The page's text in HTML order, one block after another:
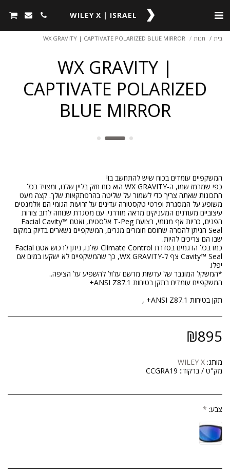
WILEY X | ISRAEL
בית חנות WX GRAVITY | CAPTIVATE POLARIZED BLUE MIRROR
WX GRAVITY |
CAPTIVATE POLARIZED
BLUE MIRROR
כפי שמרמז שמו, ה-WX GRAVITY הוא כוח חזק בליין שלנו, ומצויד בכל
התכונות שאתה צריך כדי לשמור על שליטה בהרפתקאות שלך. קצה מעט
משופע על המסגרת ופרטי טקסטורה עדינים על זרועות הגומי הם אלמנטים
עיצוביים מעודנים המעניקים מראה מודרני. עם מסגרת שנוחה לרוב צורות
הפנים, כריות אף מגומי, רצועת T-Peg אלסטית, ואטם Facial Cavity™
Seal הניתן להסרה שחוסם חומרים מגרים, המשקפיים נשארים בדיוק במקום
כמו בכל הדגמים בסדרת Climate Control שלנו, ניתן לרכוש אטם Facial
Cavity™ Seal צף ל-WX GRAVITY, כך שהמשקפיים לא ישקעו במים אם
תקן בטיחות ANSI Z87.1+ ,
₪895
מותג: WILEY X
מק"ט / ברקוד:: CCGRA19
צבע: *